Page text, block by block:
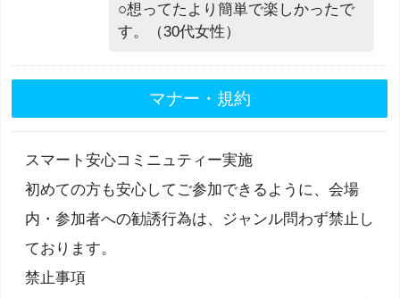
○想ってたより簡単で楽しかったで
す。（30代女性）
マナー・規約
スマート安心コミニュティー実施
初めての方も安心してご参加できるように、会場
内・参加者への勧誘行為は、ジャンル問わず禁止し
ております。
禁止事項